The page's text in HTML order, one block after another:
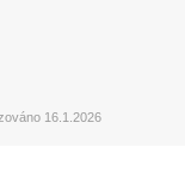
16.1.2026